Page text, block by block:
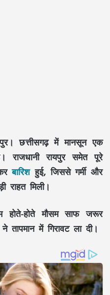
छत्तीसगढ़ में मानसून एक
राजधानी रायपुर समेत पूरे
बारिशहुई, जिससे गर्मी और
मिली।
होते मौसम साफ जरूर
में गिरावट ला दी।